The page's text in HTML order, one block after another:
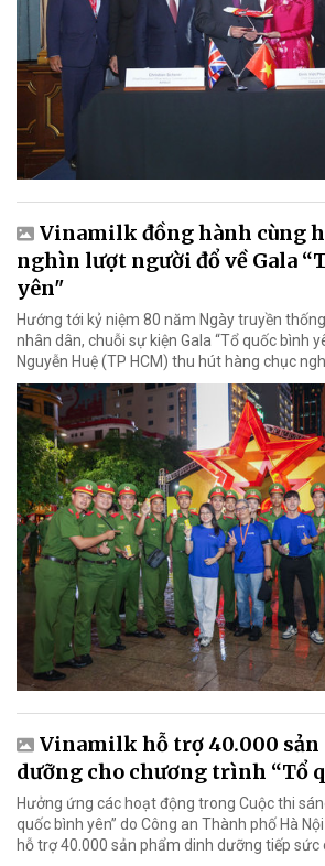
Vinamilk đồng hành cùng
nghìn lượt người đổ về Gala
yên"
Hướng tới kỷ niệm 80 năm Ngày truyền
nhân dân, chuỗi sự kiện Gala “Tổ quốc bình
Nguyễn Huệ (TP HCM) thu hút hàng chục
Vinamilk hỗ trợ 40.000
dưỡng cho chương trình “Tổ
Hưởng ứng các hoạt động trong Cuộc thi
quốc bình yên” do Công an Thành phố Hà
hỗ trợ 40.000 sản phẩm dinh dưỡng tiếp sức